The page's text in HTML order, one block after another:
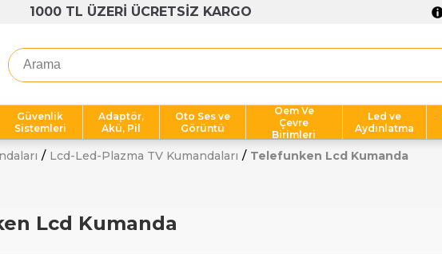
TOPLU ALIMLARA AVANTAJLI FİYATLAR
Güvenlik
Sistemleri
Adaptör,
Akü, Pil
Oto Ses ve
Görüntü
Oem Ve
Çevre
Birimleri
Led ve
Aydınlatma
Lcd-Led-Plazma TV Kumandaları Telefunken Lcd Kumanda
Lcd Kumanda